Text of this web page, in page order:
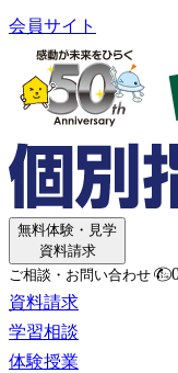
会員サイト
無料体験・見学
資料請求
ご相談・お問い合わせ
資料請求
学習相談
体験授業